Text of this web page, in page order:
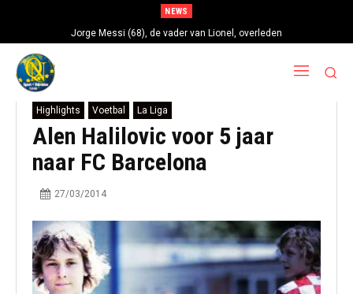
NEWS
Jorge Messi (68), de vader van Lionel, overleden
Highlights Voetbal La Liga
Alen Halilovic voor 5 jaar
naar FC Barcelona
27/03/2014